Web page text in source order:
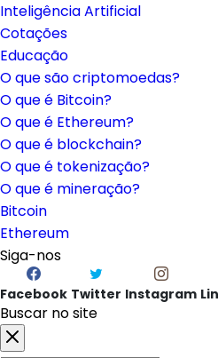
Inteligência Artificial
Cotações
Educação
O que são criptomoedas?
O que é Bitcoin?
O que é Ethereum?
O que é blockchain?
O que é tokenização?
O que é mineração?
Bitcoin
Ethereum
Siga-nos
Facebook Twitter Instagram
Buscar no site